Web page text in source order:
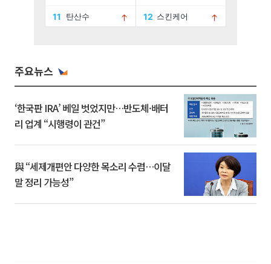
주요뉴스
‘한국판 IRA’ 베일 벗었지만…반도체·배터
리 업계 “시행령이 관건”
與 “세제개편안 다양한 목소리 수렴…이달
말 정리 가능성”